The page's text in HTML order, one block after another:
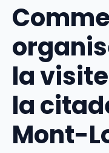
la
la
Mont-